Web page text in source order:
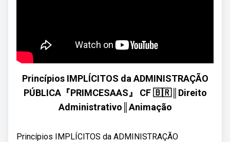
Princípios IMPLÍCITOS da ADMINISTRAÇÃO
PÚBLICA『PRIMCESAAS』 CF 🇧🇷║Direito
Administrativo║Animação
Princípios IMPLÍCITOS da ADMINISTRAÇÃO